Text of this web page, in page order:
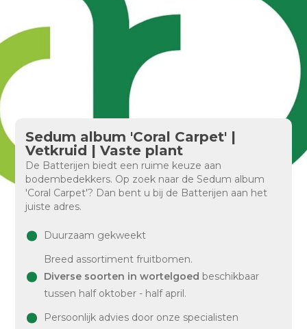
Sedum album 'Coral Carpet' |
Vetkruid | Vaste plant
De Batterijen biedt een ruime keuze aan
bodembedekkers. Op zoek naar de Sedum album
'Coral Carpet'? Dan bent u bij de Batterijen aan het
juiste adres.
Duurzaam gekweekt
Breed assortiment fruitbomen.
Diverse soorten in wortelgoed beschikbaar
tussen half oktober - half april.
Persoonlijk advies door onze specialisten